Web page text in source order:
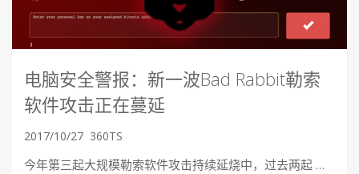
电脑安全警报：新一波Bad Rabbit勒索
软件攻击正在蔓延
2017/10/27 360TS
今年第三起大规模勒索软件攻击持续延烧中，过去两起 …